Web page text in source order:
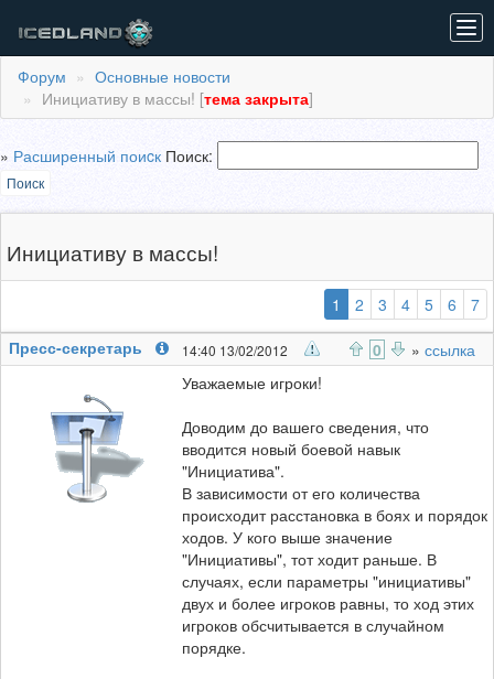
Форум
Основные новости
Инициативу в массы! [тема закрыта]
» Расширенный поиcк Поиск:
Поиск
Инициативу в массы!
1 (выбранная)
2 3 4 5 6
7
Пресс-секретарь
14:40 13/02/2012 0 » ссылка
Уважаемые игроки!
Доводим до вашего сведения, что
вводится новый боевой навык
"Инициатива".
В зависимости от его количества
происходит расстановка в боях и порядок
ходов. У кого выше значение
"Инициативы", тот ходит раньше. В
случаях, если параметры "инициативы"
двух и более игроков равны, то ход этих
игроков обсчитывается в случайном
порядке.